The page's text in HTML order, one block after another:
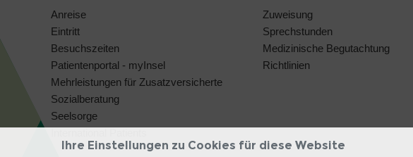
Anreise
Eintritt
Besuchszeiten
Patientenportal - myInsel
Mehrleistungen für Zusatzversicherte
Sozialberatung
Seelsorge
Zuweisung
Sprechstunden
Medizinische Begutachtung
Richtlinien
Ihre Einstellungen zu Cookies für diese Website